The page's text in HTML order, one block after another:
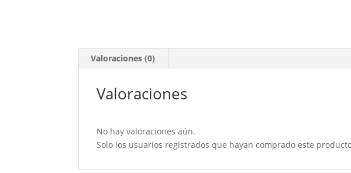
Valoraciones (0)
Valoraciones
No hay valoraciones aún.
Solo los usuarios registrados que hayan comprado este